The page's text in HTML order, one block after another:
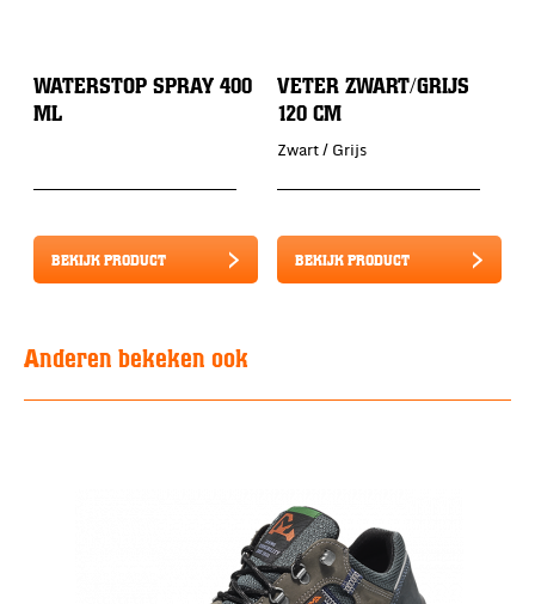
WATERSTOP SPRAY 400
ML
BEKIJK PRODUCT
VETER ZWART/GRIJS
120 CM
Zwart / Grijs
BEKIJK PRODUCT
Anderen bekeken ook